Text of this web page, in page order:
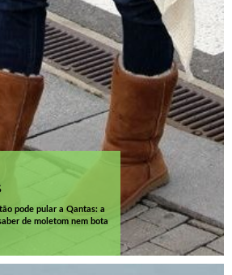
pode pular a Qantas: a
de moletom nem bota